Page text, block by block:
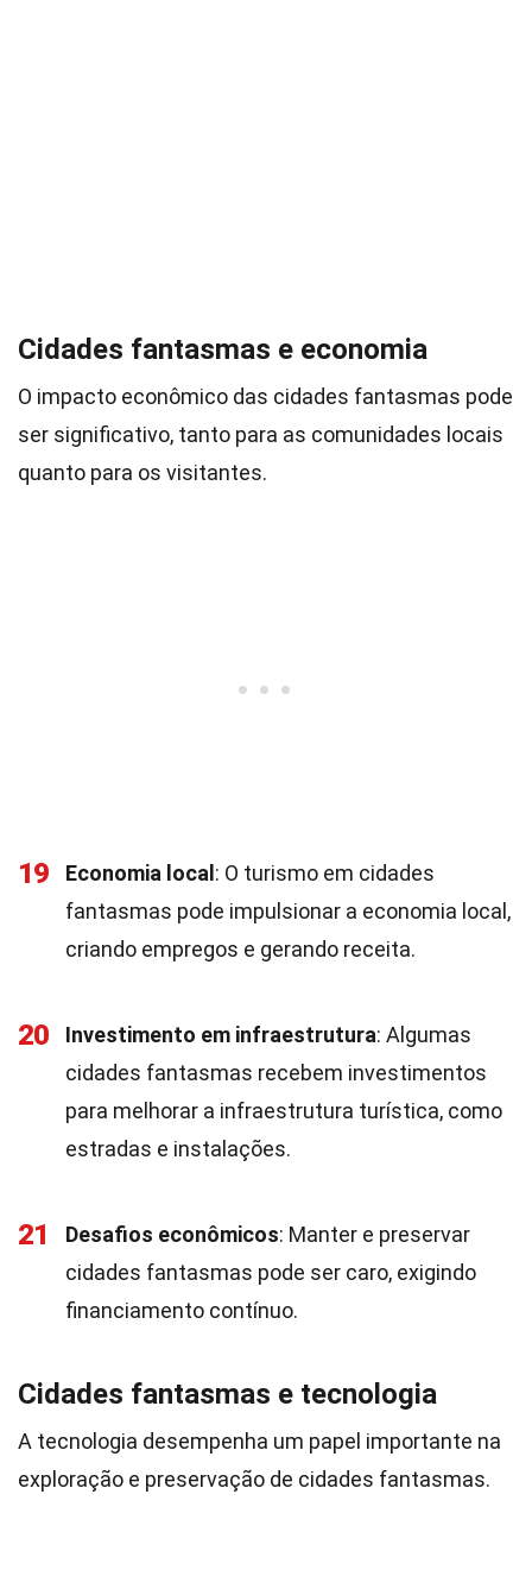
Cidades fantasmas e economia
O impacto econômico das cidades fantasmas pode
ser significativo, tanto para as comunidades locais
quanto para os visitantes.
19 Economia local : O turismo em cidades
fantasmas pode impulsionar a economia local,
criando empregos e gerando receita.
20 Investimento em infraestrutura: Algumas
cidades fantasmas recebem investimentos
para melhorar a infraestrutura turística, como
estradas e instalações.
21 Desafios econômicos: Manter e preservar
cidades fantasmas pode ser caro, exigindo
financiamento contínuo.
Cidades fantasmas e tecnologia
A tecnologia desempenha um papel importante na
exploração e preservação de cidades fantasmas.